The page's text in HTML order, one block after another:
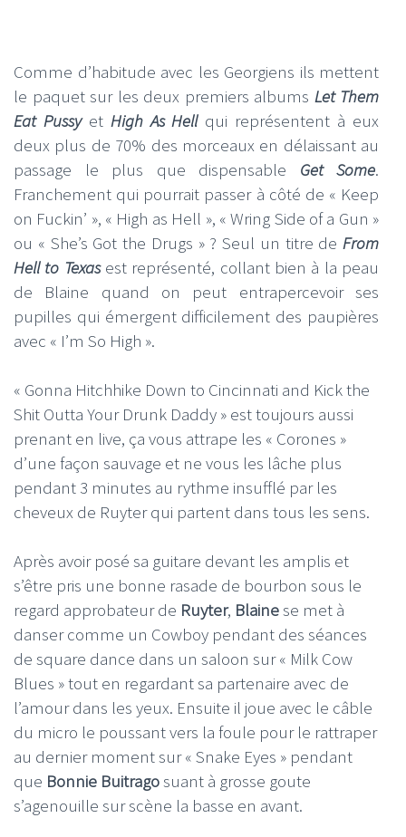
Comme d’habitude avec les Georgiens ils mettent
le paquet sur les deux premiers albums Let Them
Eat Pussyet High As Hellqui représentent à eux
deux plus de 70% des morceaux en délaissant au
passage le plus que dispensable Get Some.
Franchement qui pourrait passer à côté de « Keep
on Fuckin’ », « High as Hell », « Wring Side of a Gun »
ou « She’s Got the Drugs » ? Seul un titre de From
Hell to Texasest représenté, collant bien à la peau
de Blaine quand on peut entrapercevoir ses
pupilles qui émergent difficilement des paupières
avec « I’m So High ».
« Gonna Hitchhike Down to Cincinnati and Kick the
Shit Outta Your Drunk Daddy » est toujours aussi
prenant en live, ça vous attrape les « Corones »
d’une façon sauvage et ne vous les lâche plus
pendant 3 minutes au rythme insufflé par les
cheveux de Ruyter qui partent dans tous les sens.
Après avoir posé sa guitare devant les amplis et
s’être pris une bonne rasade de bourbon sous le
regard approbateur de Ruyter, Blainese met à
danser comme un Cowboy pendant des séances
de square dance dans un saloon sur « Milk Cow
Blues » tout en regardant sa partenaire avec de
l’amour dans les yeux. Ensuite il joue avec le câble
du micro le poussant vers la foule pour le rattraper
au dernier moment sur « Snake Eyes » pendant
que Bonnie Buitragosuant à grosse goute
s’agenouille sur scène la basse en avant.